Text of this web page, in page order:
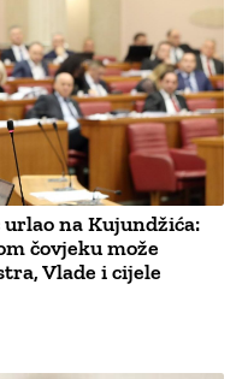
urlao na Kujundžića:
čovjeku može
Vlade i cijele